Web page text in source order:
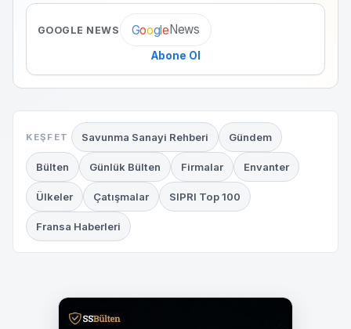
GOOGLE NEWS GoogleNews
Abone Ol
KEŞFET Savunma Sanayi Rehberi Gündem
Bülten Günlük Bülten Firmalar Envanter
Ülkeler Çatışmalar SIPRI Top 100
Fransa Haberleri